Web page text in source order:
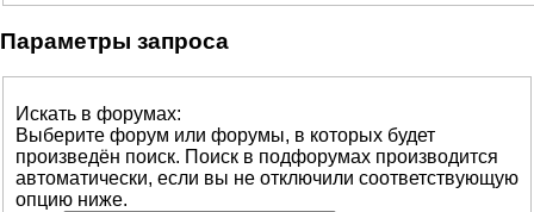
Параметры запроса
Искать в форумах:
Выберите форум или форумы, в которых будет
произведён поиск. Поиск в подфорумах производится
автоматически, если вы не отключили соответствующую
опцию ниже.